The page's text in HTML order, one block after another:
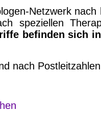
Netzwerk nach
speziellen
befinden sich
nach